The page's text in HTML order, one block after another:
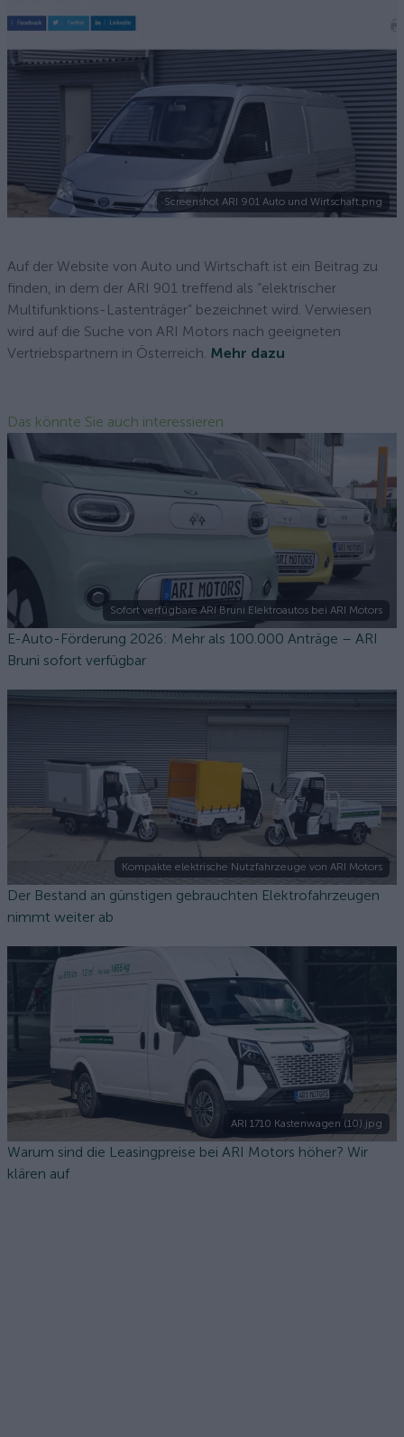
Screenshot ARI 901 Auto und Wirtschaft.png
Auf der Website von Auto und Wirtschaft ist ein Beitrag zu
finden, in dem der ARI 901 treffend als “elektrischer
Multifunktions-Lastenträger” bezeichnet wird. Verwiesen
wird auf die Suche von ARI Motors nach geeigneten
Vertriebspartnern in Österreich. Mehr dazu
Das könnte Sie auch interessieren
Sofort verfügbare ARI Bruni Elektroautos bei ARI Motors
E-Auto-Förderung 2026: Mehr als 100.000 Anträge – ARI
Bruni sofort verfügbar
Kompakte elektrische Nutzfahrzeuge von ARI Motors
Der Bestand an günstigen gebrauchten Elektrofahrzeugen
nimmt weiter ab
ARI 1710 Kastenwagen (10).jpg
Warum sind die Leasingpreise bei ARI Motors höher? Wir
klären auf